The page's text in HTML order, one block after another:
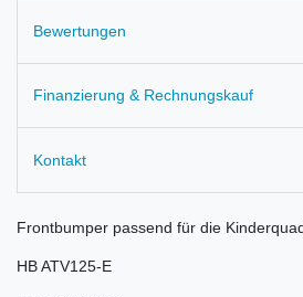
Bewertungen
Finanzierung & Rechnungskauf
Kontakt
Frontbumper passend für die
HB ATV125-E